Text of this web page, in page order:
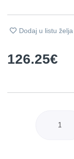
Dodaj u listu želja
126.25€